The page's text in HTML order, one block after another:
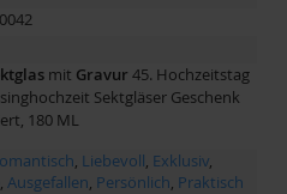
mit Gravur 45. Hochzeitstag
Sektgläser Geschenk
180 ML
, Liebevoll, Exklusiv,
, Ausgefallen, Persönlich, Praktisch